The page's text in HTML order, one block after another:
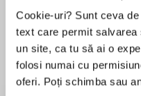
Cookie-uri? Sunt ceva
text care permit
un site, ca tu să ai o
folosi numai cu
oferi. Poți schimba sau
Desprecarte
Five dishonored